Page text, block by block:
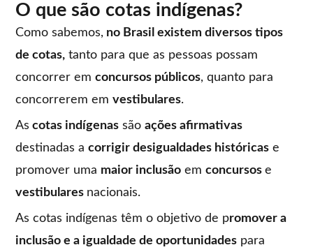
O que são cotas indígenas?
Como sabemos, no Brasil existem diversos tipos
de cotas, tanto para que as pessoas possam
concorrer emconcursos públicos, quanto para
concorrerem emvestibulares.
As cotas indígenas sãoações afirmativas
destinadas acorrigir desigualdades históricas e
promover uma maior inclusão emconcursose
vestibulares nacionais.
As cotas indígenas têm o objetivo de promover a
inclusão e a igualdade de oportunidades para